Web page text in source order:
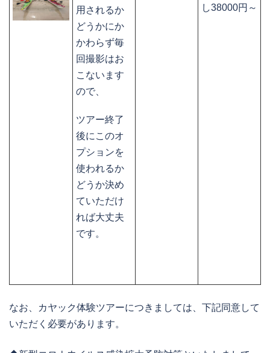
用されるか
どうかにか
かわらず毎
回撮影はお
こないます
ので、
ツアー終了
後にこのオ
プションを
使われるか
どうか決め
ていただけ
れば大丈夫
です。
し38000円～
なお、カヤック体験ツアーにつきましては、下記同意して
いただく必要があります。